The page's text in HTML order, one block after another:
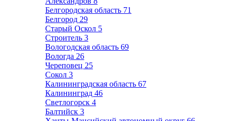
Белгородская область 71
Белгород 29
Старый Оскол 5
Строитель 3
Вологодская область 69
Вологда 26
Череповец 25
Сокол 3
Калининградская область 67
Калининград 46
Светлогорск 4
Балтийск 3